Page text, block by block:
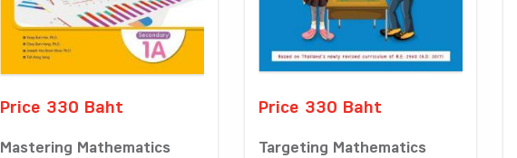
Price 330 Baht
Mastering Mathematics
Price 330 Baht
Targeting Mathematics